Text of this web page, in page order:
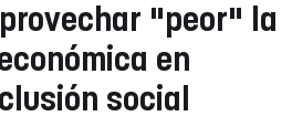
"peor" la
en
social